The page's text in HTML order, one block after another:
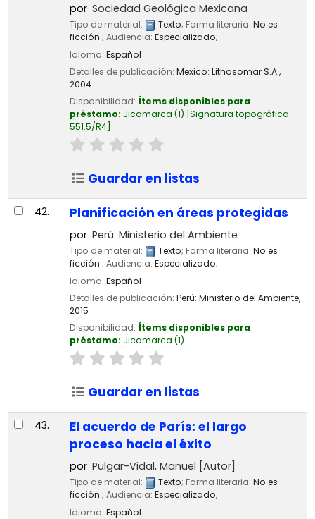
por Sociedad Geológica Mexicana
Tipo de material: Texto; Forma literaria: No es
ficción ; Audiencia: Especializado;
Idioma: Español
Detalles de publicación: Mexico: Lithosomar S.A.,
2004
Disponibilidad: Ítems disponibles para
préstamo: Jicamarca (1) Signatura topográfica:
551.5/R4 .
Guardar en listas
42. Planificación en áreas protegidas
por Perú. Ministerio del Ambiente
Tipo de material: Texto; Forma literaria: No es
ficción ; Audiencia: Especializado;
Idioma: Español
Detalles de publicación: Perú: Ministerio del Ambiente,
2015
Disponibilidad: Ítems disponibles para
préstamo: Jicamarca (1).
Guardar en listas
43.
El acuerdo de París: el largo
proceso hacia el éxito
por Pulgar-Vidal, Manuel [Autor]
Tipo de material: Texto; Forma literaria: No es
ficción ; Audiencia: Especializado;
Idioma: Español